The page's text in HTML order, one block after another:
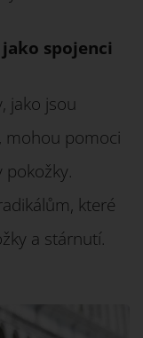
spojenci
jako jsou
mohou pomoci
pokožky.
které
a stárnutí.